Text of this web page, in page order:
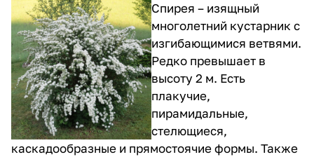
Спирея – изящный
многолетний кустарник с
изгибающимися ветвями.
Редко превышает в
высоту 2 м. Есть
плакучие,
пирамидальные,
стелющиеся,
каскадообразные и прямостоячие формы. Также